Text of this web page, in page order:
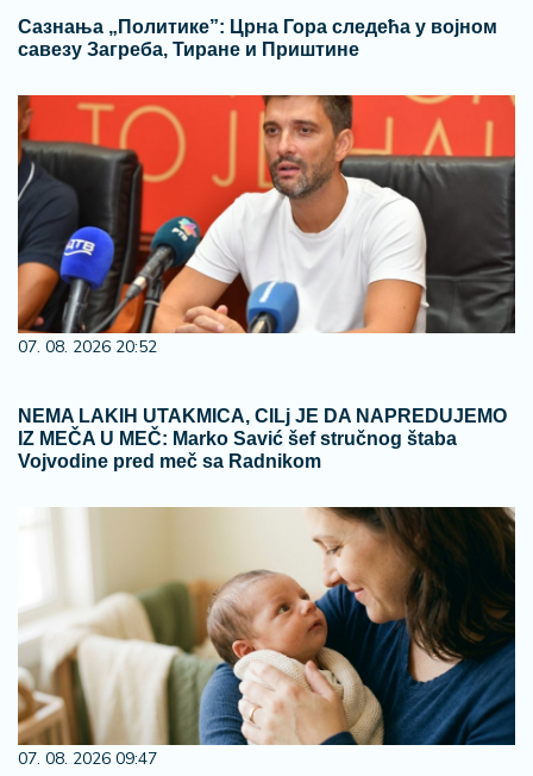
Сазнања „Политике”: Црна Гора следећа у војном
савезу Загреба, Тиране и Приштине
07. 08. 2026 20:52
NEMA LAKIH UTAKMICA, CILj JE DA NAPREDUJEMO
IZ MEČA U MEČ: Marko Savić šef stručnog štaba
Vojvodine pred meč sa Radnikom
07. 08. 2026 09:47